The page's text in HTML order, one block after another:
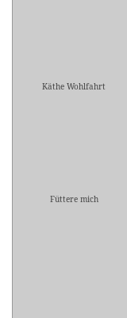
Käthe Wohlfahrt
Füttere mich